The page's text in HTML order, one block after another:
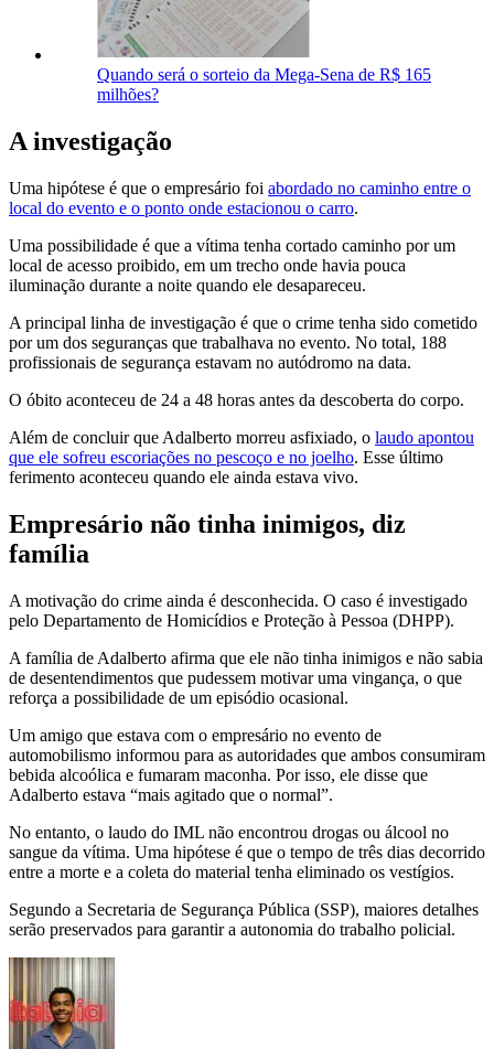
Quando será o sorteio da Mega-Sena de R$ 165
milhões?
A investigação
Uma hipótese é que o empresário foi abordado no caminho entre o
local do evento e o ponto onde estacionou o carro.
Uma possibilidade é que a vítima tenha cortado caminho por um
local de acesso proibido, em um trecho onde havia pouca
iluminação durante a noite quando ele desapareceu.
A principal linha de investigação é que o crime tenha sido cometido
por um dos seguranças que trabalhava no evento. No total, 188
profissionais de segurança estavam no autódromo na data.
O óbito aconteceu de 24 a 48 horas antes da descoberta do corpo.
Além de concluir que Adalberto morreu asfixiado, o laudo apontou
que ele sofreu escoriações no pescoço e no joelho. Esse último
ferimento aconteceu quando ele ainda estava vivo.
Empresário não tinha inimigos, diz
família
A motivação do crime ainda é desconhecida. O caso é investigado
pelo Departamento de Homicídios e Proteção à Pessoa (DHPP).
A família de Adalberto afirma que ele não tinha inimigos e não sabia
de desentendimentos que pudessem motivar uma vingança, o que
reforça a possibilidade de um episódio ocasional.
Um amigo que estava com o empresário no evento de
automobilismo informou para as autoridades que ambos consumiram
bebida alcoólica e fumaram maconha. Por isso, ele disse que
Adalberto estava “mais agitado que o normal”.
No entanto, o laudo do IML não encontrou drogas ou álcool no
sangue da vítima. Uma hipótese é que o tempo de três dias decorrido
entre a morte e a coleta do material tenha eliminado os vestígios.
Segundo a Secretaria de Segurança Pública (SSP), maiores detalhes
serão preservados para garantir a autonomia do trabalho policial.